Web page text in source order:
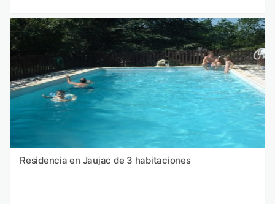
Residencia en Jaujac de 3 habitaciones